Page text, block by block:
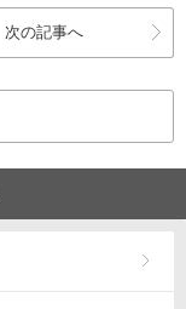
次の記事へ